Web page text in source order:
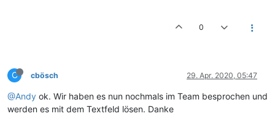
0
C cbösch 29. Apr. 2020, 05:47
@Andy ok. Wir haben es nun nochmals im Team besprochen und
werden es mit dem Textfeld lösen. Danke